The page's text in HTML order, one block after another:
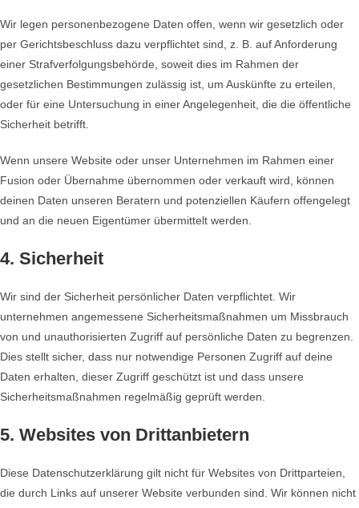
Wir legen personenbezogene Daten offen, wenn wir gesetzlich oder
per Gerichtsbeschluss dazu verpflichtet sind, z. B. auf Anforderung
einer Strafverfolgungsbehörde, soweit dies im Rahmen der
gesetzlichen Bestimmungen zulässig ist, um Auskünfte zu erteilen,
oder für eine Untersuchung in einer Angelegenheit, die die öffentliche
Sicherheit betrifft.
Wenn unsere Website oder unser Unternehmen im Rahmen einer
Fusion oder Übernahme übernommen oder verkauft wird, können
deinen Daten unseren Beratern und potenziellen Käufern offengelegt
und an die neuen Eigentümer übermittelt werden.
4. Sicherheit
Wir sind der Sicherheit persönlicher Daten verpflichtet. Wir
unternehmen angemessene Sicherheitsmaßnahmen um Missbrauch
von und unauthorisierten Zugriff auf persönliche Daten zu begrenzen.
Dies stellt sicher, dass nur notwendige Personen Zugriff auf deine
Daten erhalten, dieser Zugriff geschützt ist und dass unsere
Sicherheitsmaßnahmen regelmäßig geprüft werden.
5. Websites von Drittanbietern
Diese Datenschutzerklärung gilt nicht für Websites von Drittparteien,
die durch Links auf unserer Website verbunden sind. Wir können nicht